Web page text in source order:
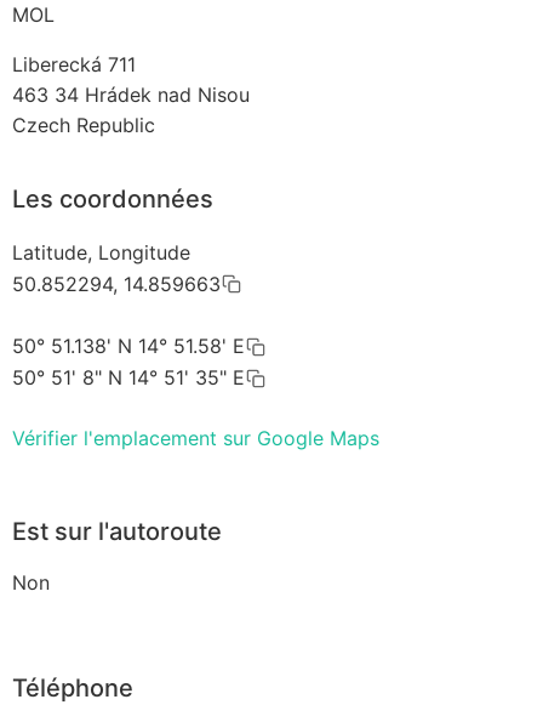
MOL
Liberecká 711
463 34 Hrádek nad Nisou
Czech Republic
Les coordonnées
Latitude, Longitude
50.852294, 14.859663
50° 51.138' N 14° 51.58' E
50° 51' 8" N 14° 51' 35" E
Vérifier l'emplacement sur Google Maps
Est sur l'autoroute
Non
Téléphone